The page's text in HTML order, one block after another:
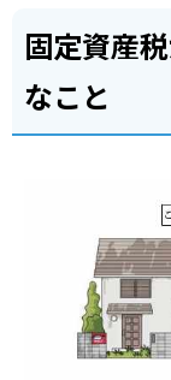
固定資産
なこと